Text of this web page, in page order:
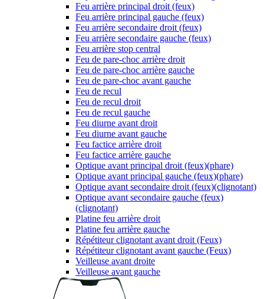
Feu arrière principal droit (feux)
Feu arrière principal gauche (feux)
Feu arrière secondaire droit (feux)
Feu arrière secondaire gauche (feux)
Feu arrière stop central
Feu de pare-choc arrière droit
Feu de pare-choc arrière gauche
Feu de pare-choc avant gauche
Feu de recul
Feu de recul droit
Feu de recul gauche
Feu diurne avant droit
Feu diurne avant gauche
Feu factice arrière droit
Feu factice arrière gauche
Optique avant principal droit (feux)(phare)
Optique avant principal gauche (feux)(phare)
Optique avant secondaire droit (feux)(clignotant)
Optique avant secondaire gauche (feux)
(clignotant)
Platine feu arrière droit
Platine feu arrière gauche
Répétiteur clignotant avant droit (Feux)
Répétiteur clignotant avant gauche (Feux)
Veilleuse avant droite
Veilleuse avant gauche